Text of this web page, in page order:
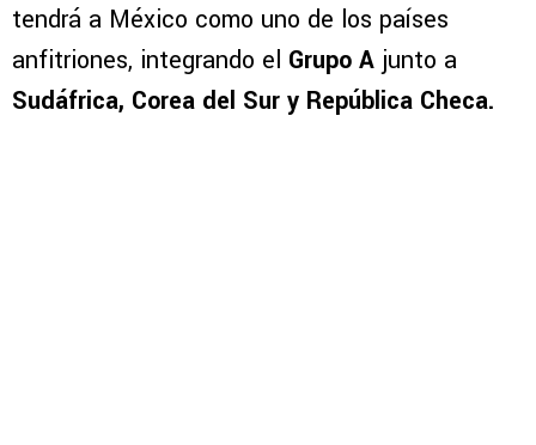
tendrá a México como uno de los países
anfitriones, integrando el Grupo A junto a
Sudáfrica, Corea del Sur y República Checa.